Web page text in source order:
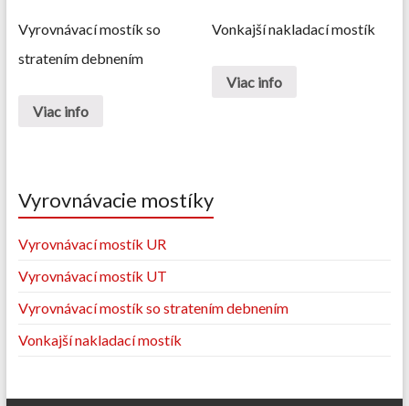
Vyrovnávací mostík so
stratením debnením
Viac info
Vonkajší nakladací mostík
Viac info
Vyrovnávacie mostíky
Vyrovnávací mostík UR
Vyrovnávací mostík UT
Vyrovnávací mostík so stratením debnením
Vonkajší nakladací mostík